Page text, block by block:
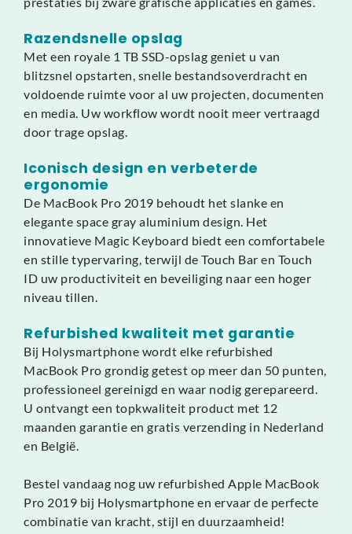
Razendsnelle opslag
Met een royale 1 TB SSD-opslag geniet u van
blitzsnel opstarten, snelle bestandsoverdracht en
voldoende ruimte voor al uw projecten, documenten
en media. Uw workflow wordt nooit meer vertraagd
door trage opslag.
Iconisch design en verbeterde
ergonomie
De MacBook Pro 2019 behoudt het slanke en
elegante space gray aluminium design. Het
innovatieve Magic Keyboard biedt een comfortabele
en stille typervaring, terwijl de Touch Bar en Touch
ID uw productiviteit en beveiliging naar een hoger
niveau tillen.
Refurbished kwaliteit met garantie
Bij Holysmartphone wordt elke refurbished
MacBook Pro grondig getest op meer dan 50 punten,
professioneel gereinigd en waar nodig gerepareerd.
U ontvangt een topkwaliteit product met 12
maanden garantie en gratis verzending in Nederland
en België.
Bestel vandaag nog uw refurbished Apple MacBook
Pro 2019 bij Holysmartphone en ervaar de perfecte
combinatie van kracht, stijl en duurzaamheid!